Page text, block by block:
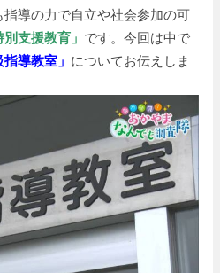
導の力で自立や社会参加の可
別支援教育」 です。今回は中で
指導教室」 についてお伝えしま